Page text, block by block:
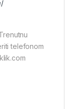
telefonom